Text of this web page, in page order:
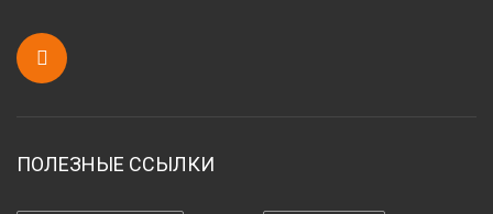
ПОЛЕЗНЫЕ ССЫЛКИ